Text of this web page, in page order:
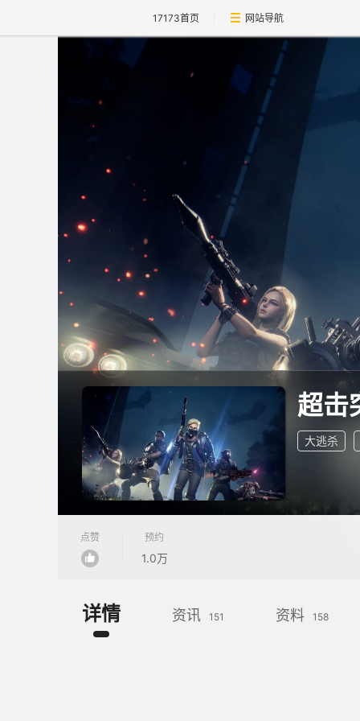
17173首页 网站导航
超击
大逃杀
点赞 预约
1.0万
详情 资讯 151 资料 158